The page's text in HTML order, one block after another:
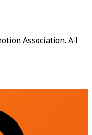
Association. All